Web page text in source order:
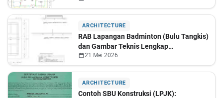
ARCHITECTURE
RAB Lapangan Badminton (Bulu Tangkis)
dan Gambar Teknis Lengkap
Berdasarkan Standar Perencanaan
21 Mei 2026
ARCHITECTURE
Contoh SBU Konstruksi (LPJK):